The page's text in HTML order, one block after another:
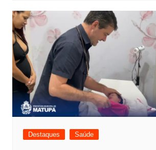
Destaques Saúde